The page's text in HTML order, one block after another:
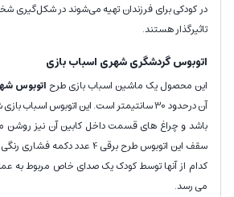
در کودکی برای فرزندان تهیه می‌شوند در شکل‌گیری
تاثیرگذار هستند.
اتوبوس گردشگری شهری اسباب بازی
این محصول یک ماشین اسباب بازی طرح اتوبوس
آن درحدود 30 سانتیمتر است. این اتوبوس
باشد و چراغ های قسمت داخل کابین آن نیز روشن
سقف این اتوبوس طرح برقی 4 عدد
کدام از آنها توسط کودک یک صدای خاص مربوط به
می رسد.